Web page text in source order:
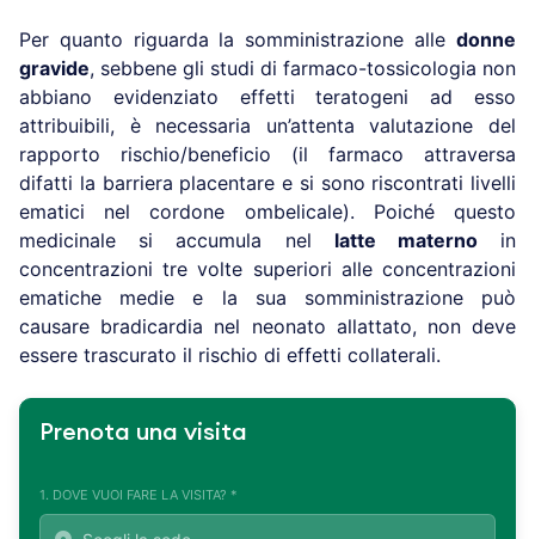
Per quanto riguarda la somministrazione alle donne
gravide, sebbene gli studi di farmaco-tossicologia non
abbiano evidenziato effetti teratogeni ad esso
attribuibili, è necessaria un’attenta valutazione del
rapporto rischio/beneficio (il farmaco attraversa
difatti la barriera placentare e si sono riscontrati livelli
ematici nel cordone ombelicale). Poiché questo
medicinale si accumula nel latte maternoin
concentrazioni tre volte superiori alle concentrazioni
ematiche medie e la sua somministrazione può
causare bradicardia nel neonato allattato, non deve
essere trascurato il rischio di effetti collaterali.
Prenota una visita
1. DOVE VUOI FARE LA VISITA? *